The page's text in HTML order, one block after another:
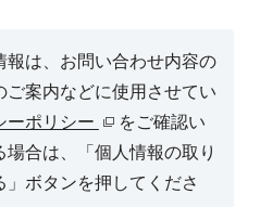
報は、お問い合わせ内容の
ご案内などに使用させてい
ーポリシー
をご確認い
合は、「個人情報の取り
ボタンを押してくださ